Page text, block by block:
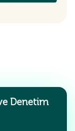
Denetim